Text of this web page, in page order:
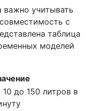
важно учитывать
с
таблица
моделей
10 до 150 литров в